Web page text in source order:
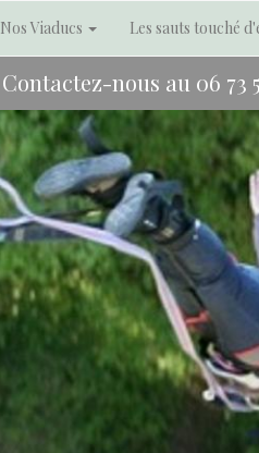
Nos Viaducs Les sauts touché
Contactez-nous au 06 73